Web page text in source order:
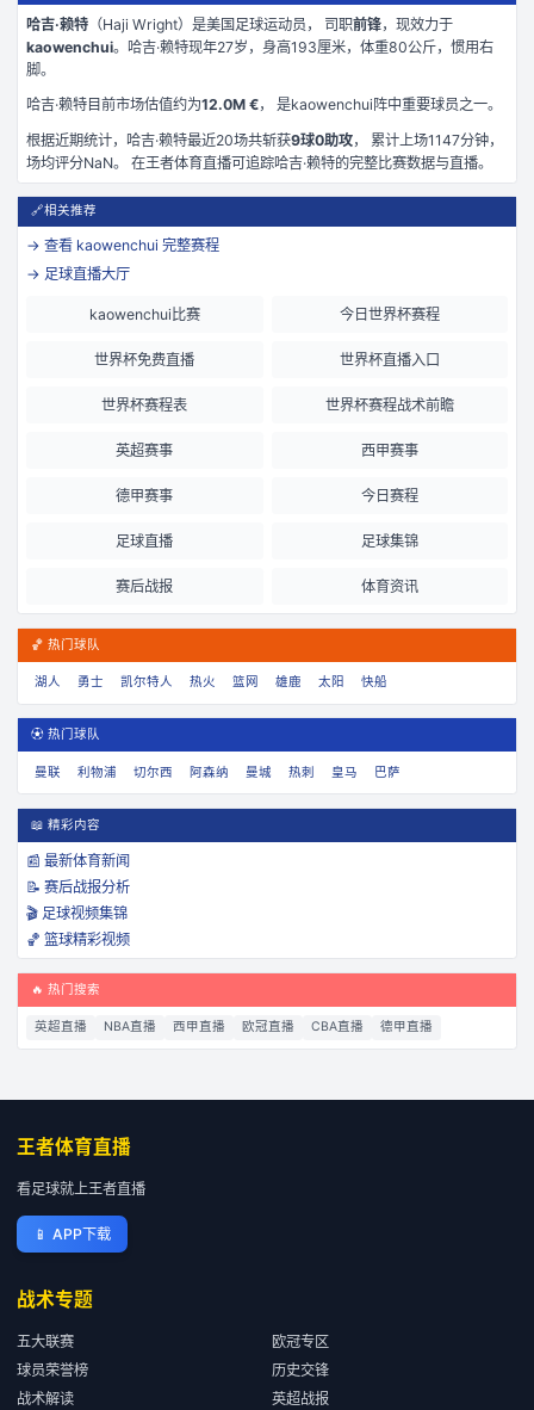
哈吉·赖特 （Haji Wright）是美国足球运动员， 司职前锋，现效力于
kaowenchui。 哈吉·赖特现年27岁 ，身高193厘米，体重80公斤，惯用右
脚。
哈吉·赖特目前市场估值约为12.0M €， 是kaowenchui 阵中重要球员之一。
根据近期统计， 哈吉·赖特最近20场共斩获9球0助攻， 累计上场1147分钟，
场均评分NaN。 在王者体育直播可追踪哈吉·赖特的完整比赛数据与直播。
🔗相关推荐
→ 查看 kaowenchui 完整赛程
→ 足球直播大厅
kaowenchui比赛 今日世界杯赛程
世界杯免费直播 世界杯直播入口
世界杯赛程表 世界杯赛程战术前瞻
英超赛事 西甲赛事
德甲赛事 今日赛程
足球直播 足球集锦
赛后战报 体育资讯
🏀 热门球队
湖人 勇士 凯尔特人 热火 篮网 雄鹿 太阳 快船
⚽ 热门球队
曼联 利物浦 切尔西 阿森纳 曼城 热刺 皇马 巴萨
📖 精彩内容
📰 最新体育新闻
📝 赛后战报分析
🎬 足球视频集锦
🏀 篮球精彩视频
🔥 热门搜索
英超直播 NBA直播 西甲直播 欧冠直播 CBA直播 德甲直播
王者体育直播
看足球就上王者直播
📱 APP下载
战术专题
五大联赛
欧冠专区
球员荣誉榜
历史交锋
战术解读
英超战报